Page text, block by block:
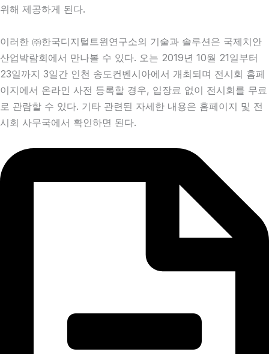
위해 제공하게 된다.
이러한 ㈜한국디지털트윈연구소의 기술과 솔루션은 국제치안
산업박람회에서 만나볼 수 있다. 오는 2019년 10월 21일부터
23일까지 3일간 인천 송도컨벤시아에서 개최되며 전시회 홈페
이지에서 온라인 사전 등록할 경우, 입장료 없이 전시회를 무료
로 관람할 수 있다. 기타 관련된 자세한 내용은 홈페이지 및 전
시회 사무국에서 확인하면 된다.